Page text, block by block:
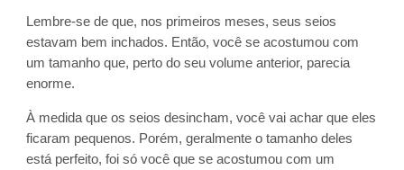
Lembre-se de que, nos primeiros meses, seus seios
estavam bem inchados. Então, você se acostumou com
um tamanho que, perto do seu volume anterior, parecia
enorme.
À medida que os seios desincham, você vai achar que eles
ficaram pequenos. Porém, geralmente o tamanho deles
está perfeito, foi só você que se acostumou com um